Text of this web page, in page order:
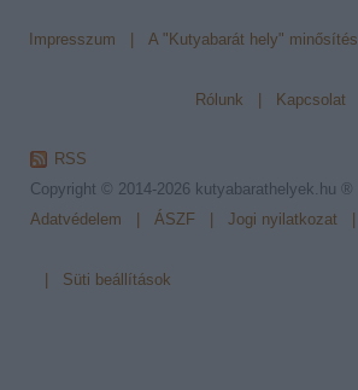
Impresszum A "Kutyabarát hely" minősítés
Rólunk Kapcsolat
RSS
Copyright © 2014-2026 kutyabarathelyek.hu ®
Adatvédelem
ÁSZF Jogi nyilatkozat
Süti beállítások